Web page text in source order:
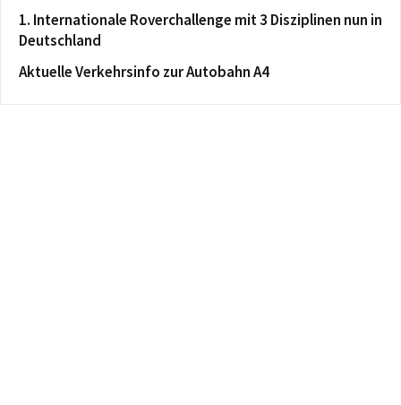
1. Internationale Roverchallenge mit 3 Disziplinen nun in
Deutschland
Aktuelle Verkehrsinfo zur Autobahn A4